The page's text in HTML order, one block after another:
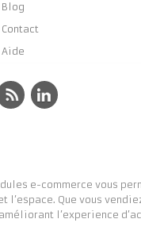
Blog
Contact
Aide
e-commerce vous
l’espace. Que vous
l’experience